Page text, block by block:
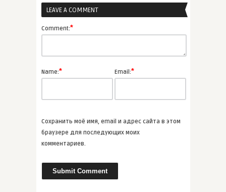
admin
Сорокина
admin
Марко Вовчок «Три долі»
LEAVE A COMMENT
Comment:*
Name:* Email:*
Сохранить моё имя, email и адрес сайта в этом
браузере для последующих моих
комментариев.